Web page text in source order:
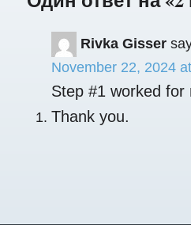
Rivka Gisser
November 22, 2024
Step #1 worked for
Thank you.